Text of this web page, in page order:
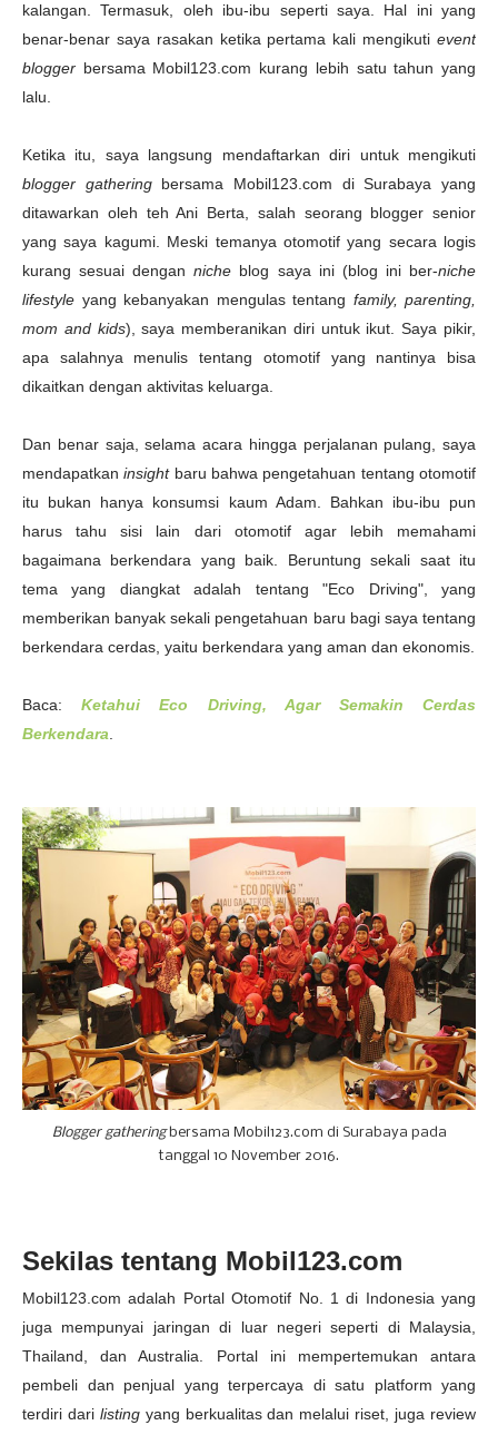
kalangan. Termasuk, oleh ibu-ibu seperti saya. Hal ini yang
benar-benar saya rasakan ketika pertama kali mengikuti event
blogger bersama Mobil123.com kurang lebih satu tahun yang
lalu.
Ketika itu, saya langsung mendaftarkan diri untuk mengikuti
blogger gathering bersama Mobil123.com di Surabaya yang
ditawarkan oleh teh Ani Berta, salah seorang blogger senior
yang saya kagumi. Meski temanya otomotif yang secara logis
kurang sesuai denganniche blog saya ini (blog ini ber-niche
lifestyle yang kebanyakan mengulas tentang family, parenting,
mom and kids), saya memberanikan diri untuk ikut. Saya pikir,
apa salahnya menulis tentang otomotif yang nantinya bisa
dikaitkan dengan aktivitas keluarga.
Dan benar saja, selama acara hingga perjalanan pulang, saya
mendapatkaninsight baru bahwa pengetahuan tentang otomotif
itu bukan hanya konsumsi kaum Adam. Bahkan ibu-ibu pun
harus tahu sisi lain dari otomotif agar lebih memahami
bagaimana berkendara yang baik. Beruntung sekali saat itu
tema yang diangkat adalah tentang "Eco Driving", yang
memberikan banyak sekali pengetahuan baru bagi saya tentang
berkendara cerdas, yaitu berkendara yang aman dan ekonomis.
Baca:Ketahui Eco Driving, Agar Semakin Cerdas
Berkendara
Blogger gatheringbersama Mobil123.com di Surabaya pada
tanggal 10 November 2016.
Sekilas tentang Mobil123.com
Mobil123.com adalah Portal Otomotif No. 1 di Indonesia yang
juga mempunyai jaringan di luar negeri seperti di Malaysia,
Thailand, dan Australia. Portal ini mempertemukan antara
pembeli dan penjual yang terpercaya di satu platform yang
terdiri dari listing yang berkualitas dan melalui riset, juga review